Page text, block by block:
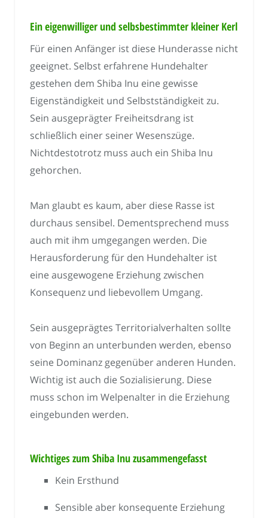
Ein eigenwilliger und selbsbestimmter kleiner Kerl
Für einen Anfänger ist diese Hunderasse nicht
geeignet. Selbst erfahrene Hundehalter
gestehen dem Shiba Inu eine gewisse
Eigenständigkeit und Selbstständigkeit zu.
Sein ausgeprägter Freiheitsdrang ist
schließlich einer seiner Wesenszüge.
Nichtdestotrotz muss auch ein Shiba Inu
gehorchen.
Man glaubt es kaum, aber diese Rasse ist
durchaus sensibel. Dementsprechend muss
auch mit ihm umgegangen werden. Die
Herausforderung für den Hundehalter ist
eine ausgewogene Erziehung zwischen
Konsequenz und liebevollem Umgang.
Sein ausgeprägtes Territorialverhalten sollte
von Beginn an unterbunden werden, ebenso
seine Dominanz gegenüber anderen Hunden.
Wichtig ist auch die Sozialisierung. Diese
muss schon im Welpenalter in die Erziehung
eingebunden werden.
Wichtiges zum Shiba Inu zusammengefasst
Kein Ersthund
Sensible aber konsequente Erziehung